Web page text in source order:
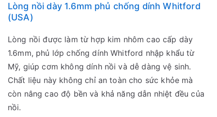
Lòng nồi dày 1.6mm phủ chống dính Whitford
(USA)
Lòng nồi được làm từ hợp kim nhôm cao cấp dày
1.6mm, phủ lớp chống dính Whitford nhập khẩu từ
Mỹ, giúp cơm không dính nồi và dễ dàng vệ sinh.
Chất liệu này không chỉ an toàn cho sức khỏe mà
còn nâng cao độ bền và khả năng dẫn nhiệt đều của
nồi.